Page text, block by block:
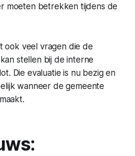
moeten betrekken tijdens de
ook veel vragen die de
stellen bij de interne
Die evaluatie is nu bezig en
wanneer de gemeente